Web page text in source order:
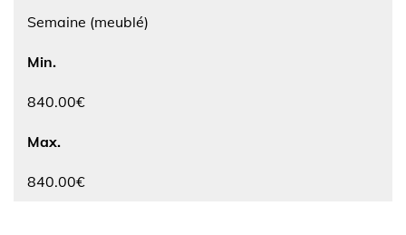
Semaine (meublé)
Min.
840.00€
Max.
840.00€